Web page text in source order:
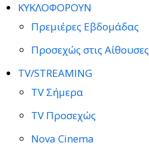
ΚΥΚΛΟΦΟΡΟΥΝ
Πρεμιέρες Εβδομάδας
Προσεχώς στις Αίθουσες
TV/STREAMING
TV Σήμερα
TV Προσεχώς
Nova Cinema